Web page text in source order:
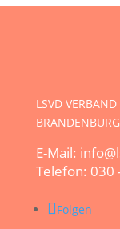
LSVD
E-Mail:
Telefon: 030
Folgen